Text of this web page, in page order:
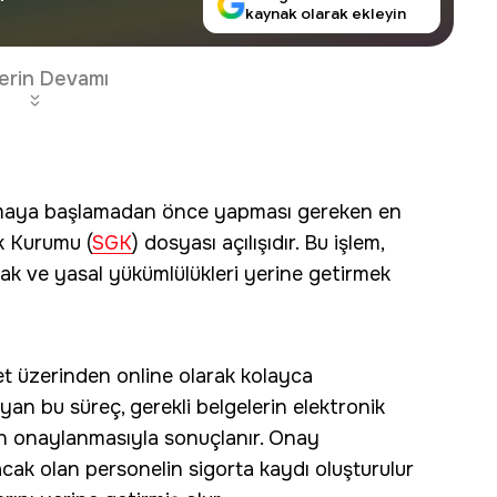
kaynak olarak ekleyin
Devamı
başlamadan önce yapması gereken en
Kurumu (SGK) dosyası açılışıdır. Bu işlem,
ve yasal yükümlülükleri yerine getirmek
üzerinden online olarak kolayca
bu süreç, gerekli belgelerin elektronik
sonuçlanır. Onay
olan personelin sigorta kaydı oluşturulur